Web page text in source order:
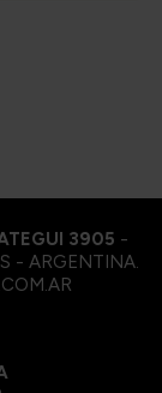
3905 -
- ARGENTINA.